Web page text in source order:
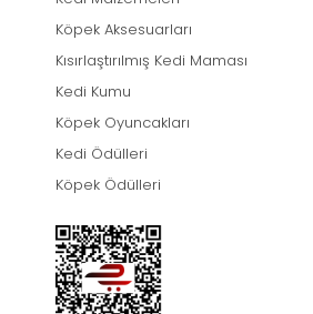
Köpek Aksesuarları
Kısırlaştırılmış Kedi Maması
Kedi Kumu
Köpek Oyuncakları
Kedi Ödülleri
Köpek Ödülleri